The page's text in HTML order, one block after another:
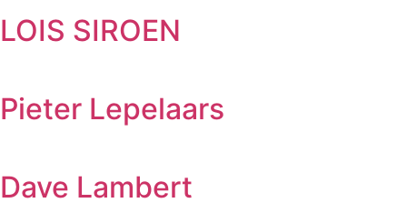
LOIS SIROEN
Pieter Lepelaars
Dave Lambert